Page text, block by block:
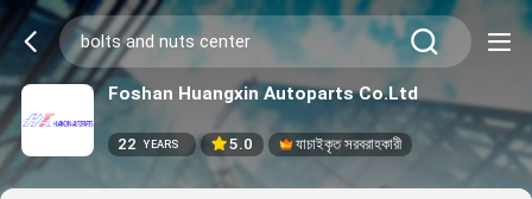
Foshan Huangxin Autoparts Co.Ltd
22 YEARS 5.0 যাচাইকৃত সরবরাহকারী